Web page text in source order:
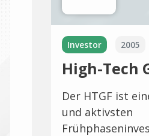
Investor 2005
High-Tech
Der HTGF ist
und aktivsten